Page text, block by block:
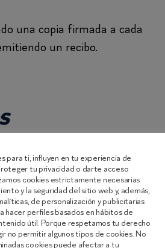
una copia firmada a cada
un recibo.
tener para algunos un
ganadoras.
especial y se consideran
para ti, influyen en tu experiencia de
tu privacidad o darte acceso
cookies estrictamente necesarias
y la seguridad del sitio web y, además,
de personalización y publicitarias
hacer perfiles basados en hábitos de
útil. Porque respetamos tu derecho
no permitir algunos tipos de cookies. No
cookies puede afectar a tu